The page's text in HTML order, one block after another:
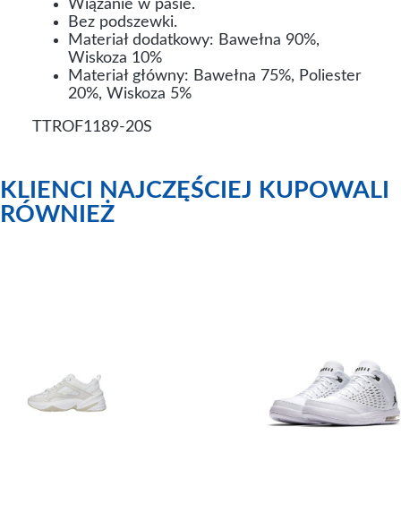
Wiązanie w pasie.
Bez podszewki.
Materiał dodatkowy: Bawełna 90%,
Wiskoza 10%
Materiał główny: Bawełna 75%, Poliester
20%, Wiskoza 5%
TTROF1189-20S
KLIENCI NAJCZĘŚCIEJ KUPOWALI
RÓWNIEŻ